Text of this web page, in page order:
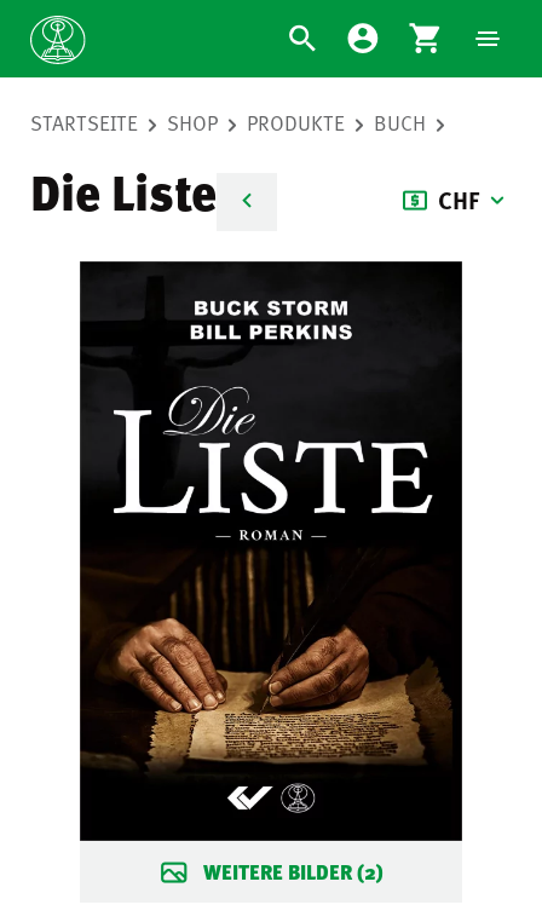
STARTSEITE SHOP PRODUKTE BUCH
Die Liste CHF
WEITERE BILDER (2)